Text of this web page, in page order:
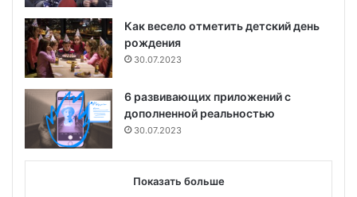
Как весело отметить детский день
рождения
30.07.2023
6 развивающих приложений с
дополненной реальностью
30.07.2023
Показать больше